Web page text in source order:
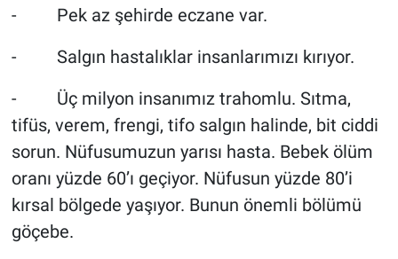
- Pek az şehirde eczane var.
- Salgın hastalıklar insanlarımızı kırıyor.
- Üç milyon insanımız trahomlu. Sıtma,
tifüs, verem, frengi, tifo salgın halinde, bit ciddi
sorun. Nüfusumuzun yarısı hasta. Bebek ölüm
oranı yüzde 60’ı geçiyor. Nüfusun yüzde 80’i
kırsal bölgede yaşıyor. Bunun önemli bölümü
göçebe.